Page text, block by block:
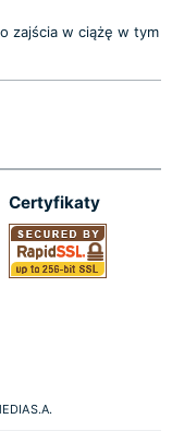
zajścia w ciążę w tym
Certyfikaty
S.A.